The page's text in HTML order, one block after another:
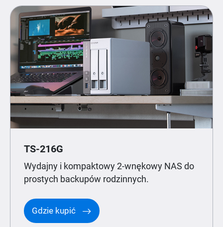
TS-216G
Wydajny i kompaktowy 2-wnękowy NAS do
prostych backupów rodzinnych.
Gdzie kupić